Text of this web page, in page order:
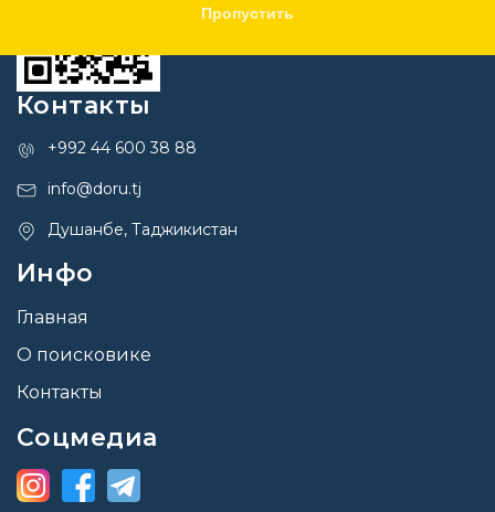
Пропустить
Контакты
+992 44 600 38 88
info@doru.tj
Душанбе, Таджикистан
Инфо
Главная
О поисковике
Контакты
Соцмедиа